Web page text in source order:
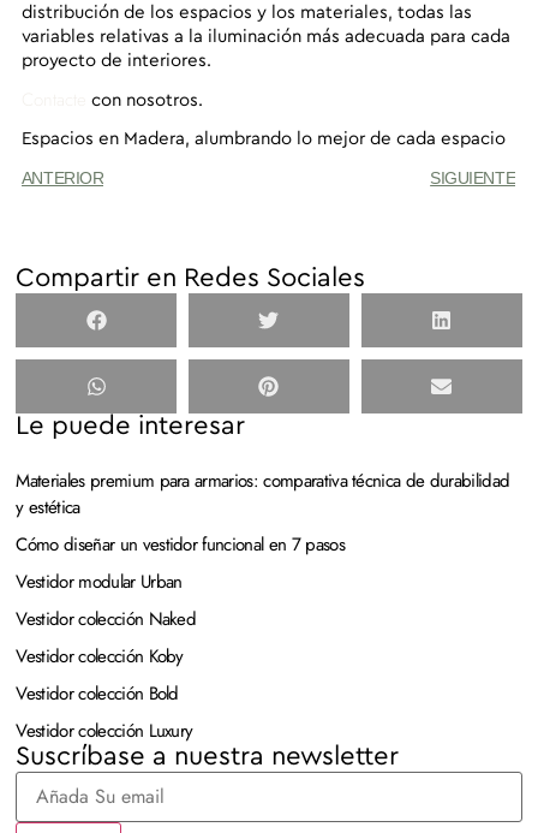
distribución de los espacios y los materiales, todas las
variables relativas a la iluminación más adecuada para cada
proyecto de interiores.
con nosotros.
Espacios en Madera, alumbrando lo mejor de cada espacio
ANTERIOR
SIGUIENTE
Compartir en Redes Sociales
Le puede interesar
Materiales premium para armarios: comparativa técnica de durabilidad
y estética
Cómo diseñar un vestidor funcional en 7 pasos
Vestidor modular Urban
Vestidor colección Naked
Vestidor colección Koby
Vestidor colección Bold
Vestidor colección Luxury
Suscríbase a nuestra newsletter